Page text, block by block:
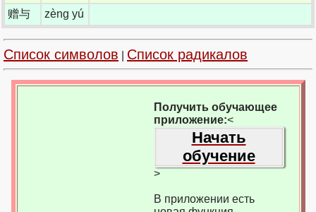
赠与
zèng yú
Список символов Список радикалов
Получить обучающее
приложение:<
Начать
обучение
>
В приложении есть